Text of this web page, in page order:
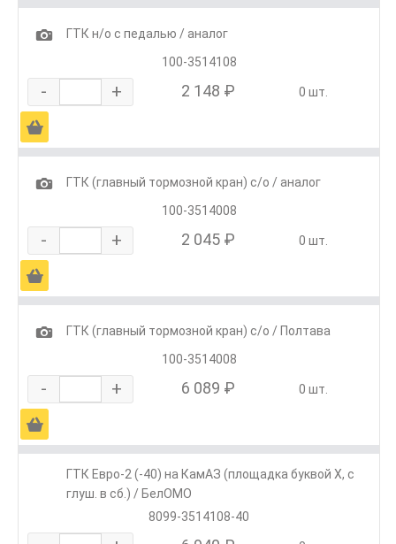
1
ГТК н/о с педалью / аналог
100-3514108
- + 2 148 ₽ 0 шт.
Ä
1
ГТК (главный тормозной кран) с/о / аналог
100-3514008
- + 2 045 ₽ 0 шт.
Ä
1
ГТК (главный тормозной кран) с/о / Полтава
100-3514008
- + 6 089 ₽ 0 шт.
Ä
ГТК Евро-2 (-40) на КамАЗ (площадка буквой Х, с
глуш. в сб.) / БелОМО
8099-3514108-40